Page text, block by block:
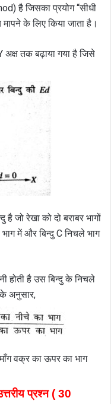
है जिसका प्रयोग “सीधी
मापने के लिए किया जाता है।
अक्ष तक बढ़ाया गया है जिसे
जो रेखा को दो बराबर भागों
में और बिन्दु C निचले भाग
होती है उस बिन्दु के निचले
अनुसार,
वक्र का ऊपर का भाग
प्रश्न ( 30